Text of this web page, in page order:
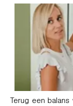
Terug een